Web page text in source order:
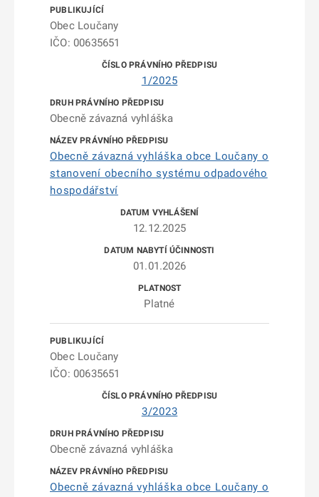
Obec Loučany
IČO: 00635651
1/2025
Obecně závazná vyhláška
Obecně závazná vyhláška obce Loučany o
stanovení obecního systému odpadového
hospodářství
12.12.2025
01.01.2026
Platné
Obec Loučany
IČO: 00635651
3/2023
Obecně závazná vyhláška
Obecně závazná vyhláška obce Loučany o